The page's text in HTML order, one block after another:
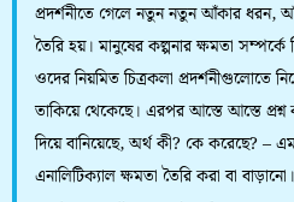
প্রদর্শনীতে গেলে নতুন নতুন আঁকার ধরন,
তৈরি হয়। মানুষের কল্পনার ক্ষমতা
ওদের নিয়মিত চিত্রকলা প্রদর্শনীগুলোতে
তাকিয়ে থেকেছে। এরপর আস্তে আস্তে
দিয়ে বানিয়েছে, অর্থ কী? কে করেছে? –
এনালিটিক্যাল ক্ষমতা তৈরি করা বা